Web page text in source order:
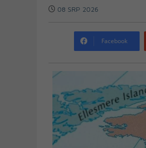
08 SRP 2026
Facebook